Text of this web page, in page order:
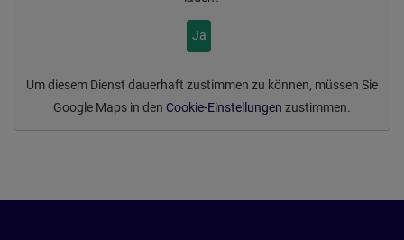
Ja
Um diesem Dienst dauerhaft zustimmen zu können, müssen Sie
Google Maps in den Cookie-Einstellungen zustimmen.